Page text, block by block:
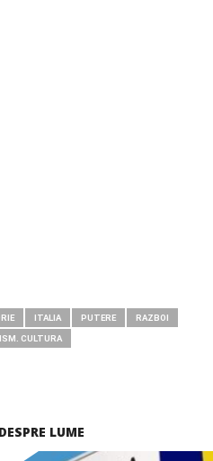
ITALIA PUTERE RAZBOI
CULTURA
LUME